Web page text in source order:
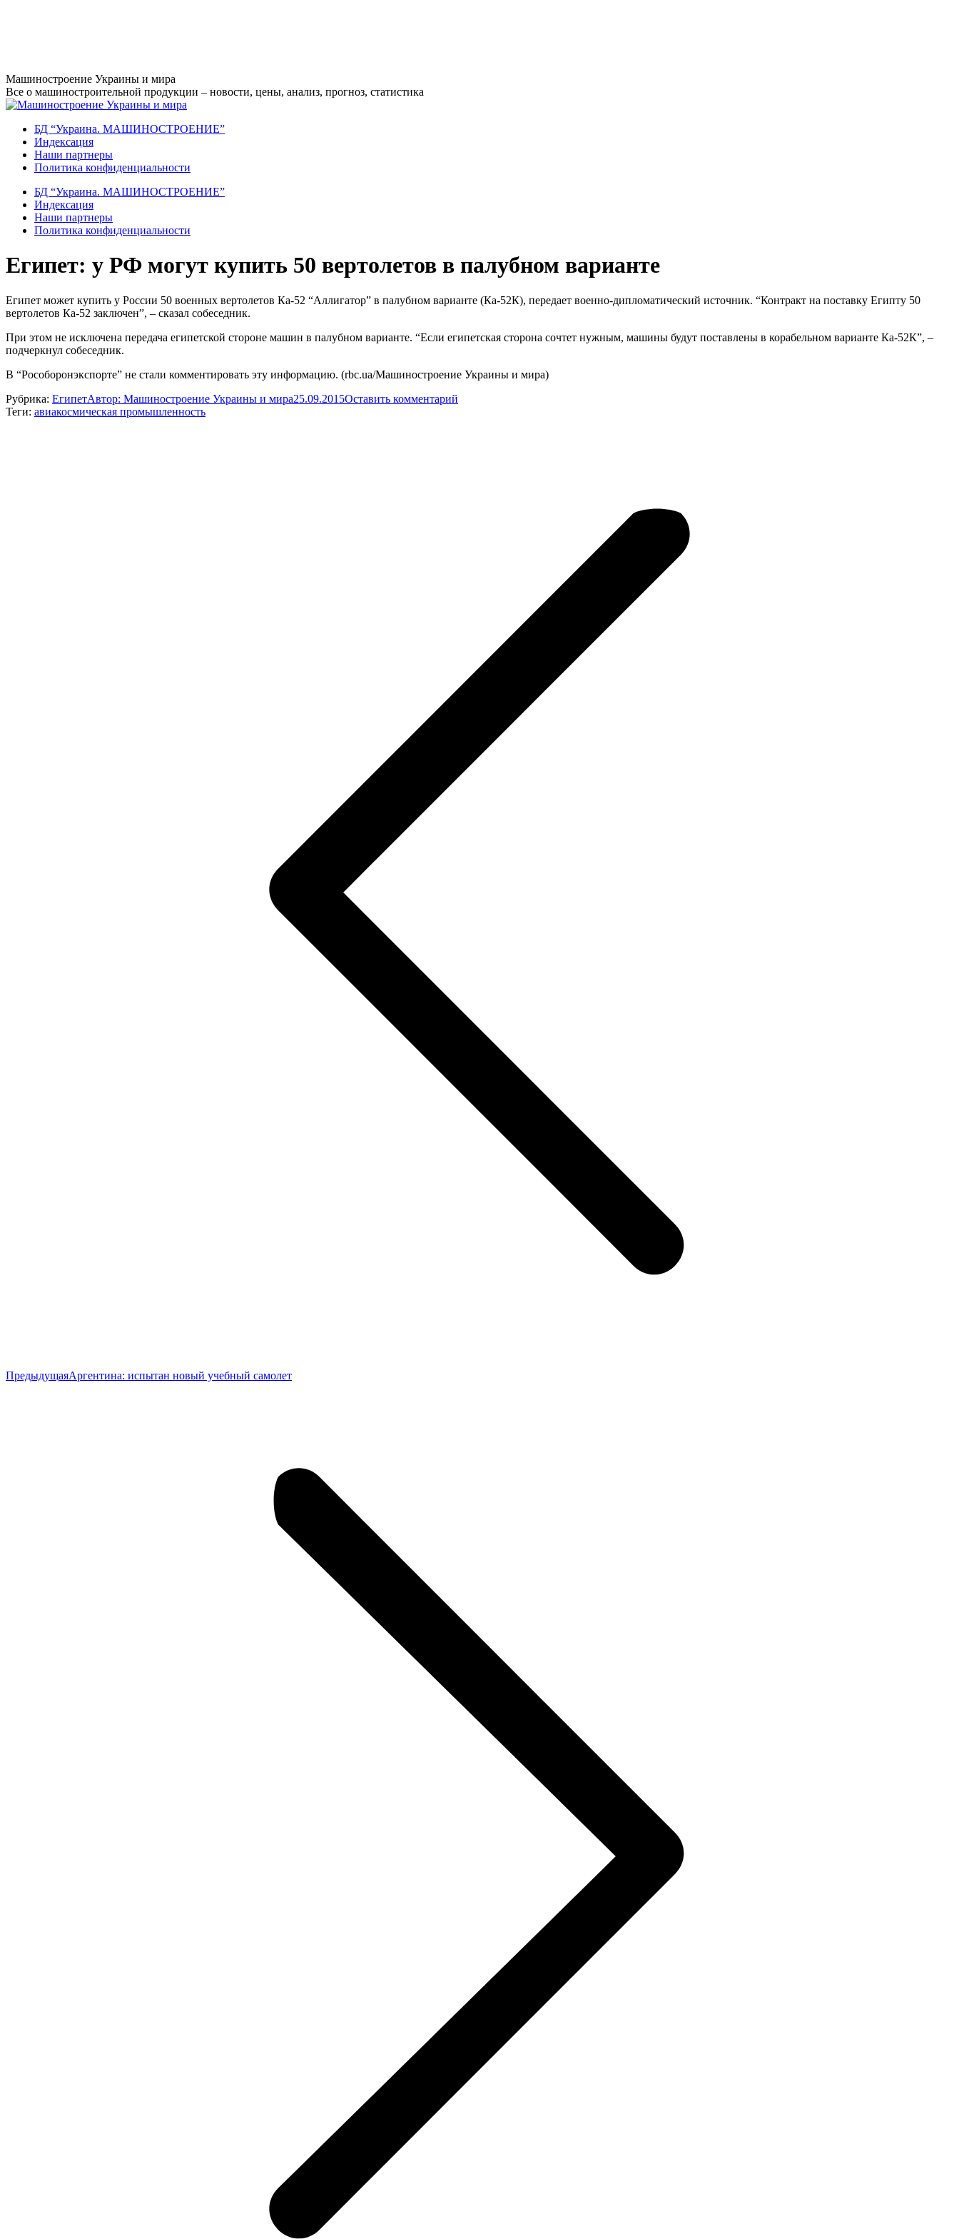
Перейти
к
содержанию
Машиностроение Украины и мира
Все о машиностроительной продукции – новости, цены, анализ, прогноз, статистика
БД “Украина. МАШИНОСТРОЕНИЕ”
Индекcация
Наши партнеры
Политика конфиденциальности
БД “Украина. МАШИНОСТРОЕНИЕ”
Индекcация
Наши партнеры
Политика конфиденциальности
Египет: у РФ могут купить 50 вертолетов в палубном варианте
Египет может купить у России 50 военных вертолетов Ка-52 “Аллигатор” в палубном варианте (Ка-52К), передает военно-дипломатический источник. “Контракт на поставку Египту 50
вертолетов Ка-52 заключен”, – сказал собеседник.
При этом не исключена передача египетской стороне машин в палубном варианте. “Если египетская сторона сочтет нужным, машины будут поставлены в корабельном варианте Ка-52К”, –
подчеркнул собеседник.
В “Рособоронэкспорте” не стали комментировать эту информацию. (rbc.ua/Машиностроение Украины и мира)
Рубрика: ЕгипетАвтор: Машиностроение Украины и мира25.09.2015Оставить комментарий
Теги: авиакосмическая промышленность
ПредыдущаяПредыдущая
Аргентина: испытан новый учебный самолет